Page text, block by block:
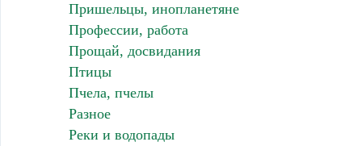
Пришельцы, инопланетяне
Профессии, работа
Прощай, досвидания
Птицы
Пчела, пчелы
Разное
Реки и водопады